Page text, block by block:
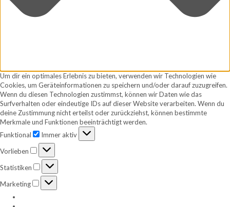
Um dir ein optimales Erlebnis zu bieten, verwenden wir Technologien wie
Cookies, um Geräteinformationen zu speichern und/oder darauf zuzugreifen.
Wenn du diesen Technologien zustimmst, können wir Daten wie das
Surfverhalten oder eindeutige IDs auf dieser Website verarbeiten. Wenn du
deine Zustimmung nicht erteilst oder zurückziehst, können bestimmte
Merkmale und Funktionen beeinträchtigt werden.
Funktional
Funktional
Immer aktiv
Vorlieben
Vorlieben
Statistiken Statistiken
Marketing Marketing